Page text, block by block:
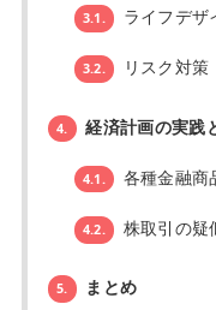
3.1. ライフデザ
3.2. リスク対策
4. 経済計画の実践
4.1. 各種金融商
4.2. 株取引の疑
5. まとめ